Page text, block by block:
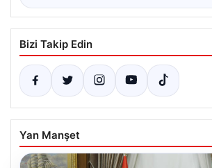
Bizi Takip Edin
Yan Manşet